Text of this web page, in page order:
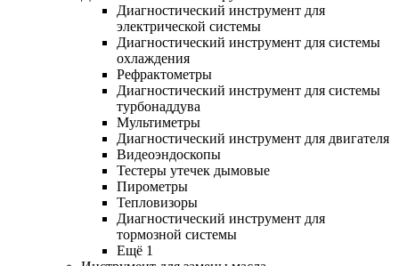
Диагностический инструмент для
электрической системы
Диагностический инструмент для системы
охлаждения
Рефрактометры
Диагностический инструмент для системы
турбонаддува
Мультиметры
Диагностический инструмент для двигателя
Видеоэндоскопы
Тестеры утечек дымовые
Пирометры
Тепловизоры
Диагностический инструмент для
тормозной системы
Ещё 1